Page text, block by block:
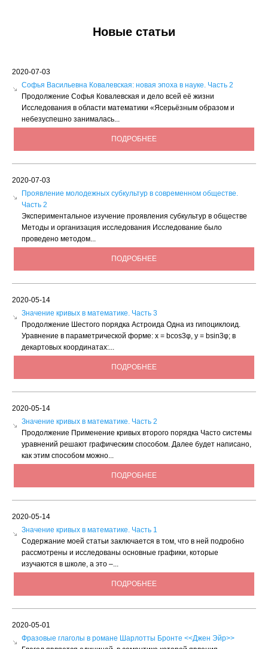
Новые статьи
2020-07-03
Софья Васильевна Ковалевская: новая эпоха в науке. Часть 2
Продолжение Софья Ковалевская и дело всей её жизни
Исследования в области математики «Ясерьёзным образом и
небезуспешно занималась...
ПОДРОБНЕЕ
2020-07-03
Проявление молодежных субкультур в современном обществе.
Часть 2
Экспериментальное изучение проявления субкультур в обществе
Методы и организация исследования Исследование было
проведено методом...
ПОДРОБНЕЕ
2020-05-14
Значение кривых в математике. Часть 3
Продолжение Шестого порядка Астроида Одна из гипоциклоид.
Уравнение в параметрической форме: х = bсоs3φ, у = bsin3φ; в
декартовых координатах:...
ПОДРОБНЕЕ
2020-05-14
Значение кривых в математике. Часть 2
Продолжение Применение кривых второго порядка Часто системы
уравнений решают графическим способом. Далее будет написано,
как этим способом можно...
ПОДРОБНЕЕ
2020-05-14
Значение кривых в математике. Часть 1
Содержание моей статьи заключается в том, что в ней подробно
рассмотрены и исследованы основные графики, которые
изучаются в школе, а это –...
ПОДРОБНЕЕ
2020-05-01
Фразовые глаголы в романе Шарлотты Бронте <<Джен Эйр>>